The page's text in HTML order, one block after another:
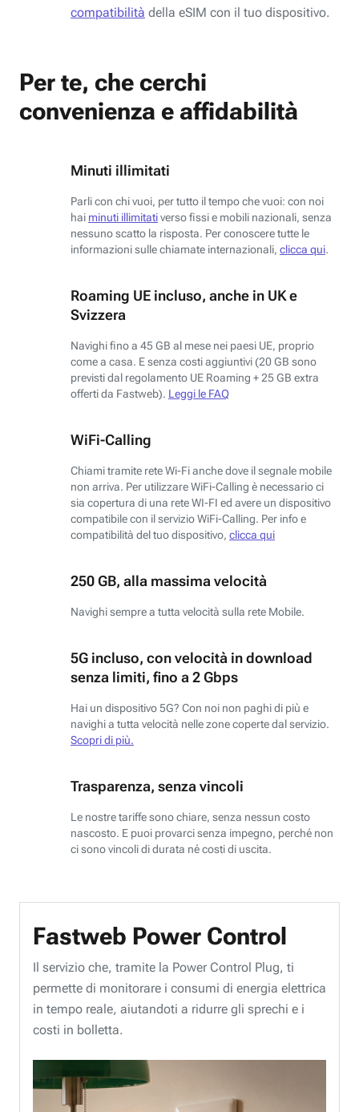
compatibilità della eSIM con il tuo dispositivo.
Per te, che cerchi
convenienza e affidabilità
Minuti illimitati
Parli con chi vuoi, per tutto il tempo che vuoi: con noi
hai minuti illimitativerso fissi e mobili nazionali, senza
nessuno scatto la risposta. Per conoscere tutte le
informazioni sulle chiamate internazionali, clicca qui.
Roaming UE incluso, anche in UK e
Svizzera
Navighi fino a 45 GB al mese nei paesi UE, proprio
come a casa. E senza costi aggiuntivi (20 GB sono
previsti dal regolamento UE Roaming + 25 GB extra
offerti da Fastweb). Leggi le FAQ
WiFi-Calling
Chiami tramite rete Wi-Fi anche dove il segnale mobile
non arriva. Per utilizzare WiFi-Calling è necessario ci
sia copertura di una rete WI-FI ed avere un dispositivo
compatibile con il servizio WiFi-Calling. Per info e
compatibilità del tuo dispositivo, clicca qui
250 GB, alla massima velocità
Navighi sempre a tutta velocità sulla rete Mobile.
5G incluso, con velocità in download
senza limiti, fino a 2 Gbps
Hai un dispositivo 5G? Con noi non paghi di più e
navighi a tutta velocità nelle zone coperte dal servizio.
Scopri di più.
Trasparenza, senza vincoli
Le nostre tariffe sono chiare, senza nessun costo
nascosto. E puoi provarci senza impegno, perché non
ci sono vincoli di durata né costi di uscita.
Fastweb Power Control
Il servizio che, tramite la Power Control Plug, ti
permette di monitorare i consumi di energia elettrica
in tempo reale, aiutandoti a ridurre gli sprechi e i
costi in bolletta.